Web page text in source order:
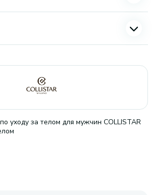
уходу за телом для мужчин COLLISTAR